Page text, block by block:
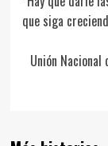
de
entradas
que siga
Unión